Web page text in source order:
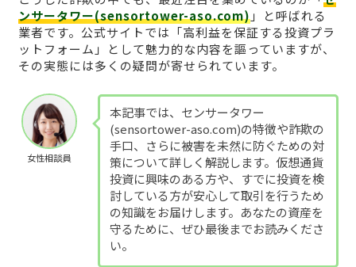
ンサータワー(sensortower-aso.com)」と呼ばれる
業者です。公式サイトでは「高利益を保証する投資プラ
ットフォーム」として魅力的な内容を謳っていますが、
その実態には多くの疑問が寄せられています。
女性相談員
本記事では、センサータワー
(sensortower-aso.com)の特徴や詐欺の
手口、さらに被害を未然に防ぐための対
策について詳しく解説します。仮想通貨
投資に興味のある方や、すでに投資を検
討している方が安心して取引を行うため
の知識をお届けします。あなたの資産を
守るために、ぜひ最後までお読みくださ
い。